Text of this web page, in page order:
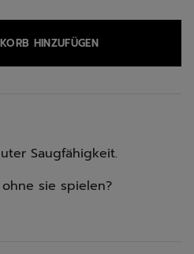
HINZUFÜGEN
Saugfähigkeit.
sie spielen?